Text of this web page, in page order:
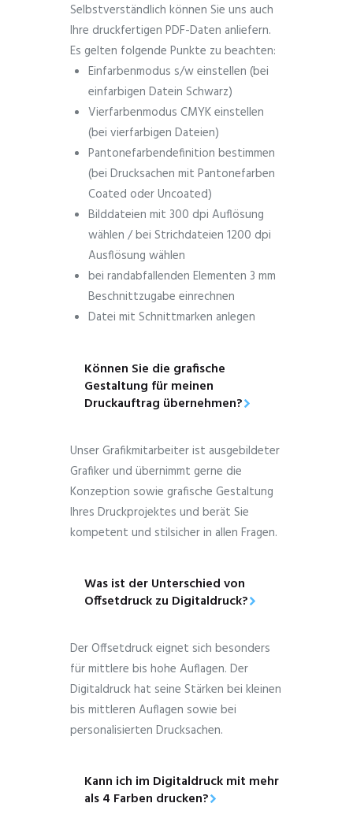
Selbstverständlich können Sie uns auch
Ihre druckfertigen PDF-Daten anliefern.
Es gelten folgende Punkte zu beachten:
Einfarbenmodus s/w einstellen (bei
einfarbigen Datein Schwarz)
Vierfarbenmodus CMYK einstellen
(bei vierfarbigen Dateien)
Pantonefarbendefinition bestimmen
(bei Drucksachen mit Pantonefarben
Coated oder Uncoated)
Bilddateien mit 300 dpi Auflösung
wählen / bei Strichdateien 1200 dpi
Ausflösung wählen
bei randabfallenden Elementen 3 mm
Beschnittzugabe einrechnen
Datei mit Schnittmarken anlegen
Können Sie die grafische
Gestaltung für meinen
Druckauftrag übernehmen?
Unser Grafikmitarbeiter ist ausgebildeter
Grafiker und übernimmt gerne die
Konzeption sowie grafische Gestaltung
Ihres Druckprojektes und berät Sie
kompetent und stilsicher in allen Fragen.
Was ist der Unterschied von
Offsetdruck zu Digitaldruck?
Der Offsetdruck eignet sich besonders
für mittlere bis hohe Auflagen. Der
Digitaldruck hat seine Stärken bei kleinen
bis mittleren Auflagen sowie bei
personalisierten Drucksachen.
Kann ich im Digitaldruck mit mehr
als 4 Farben drucken?